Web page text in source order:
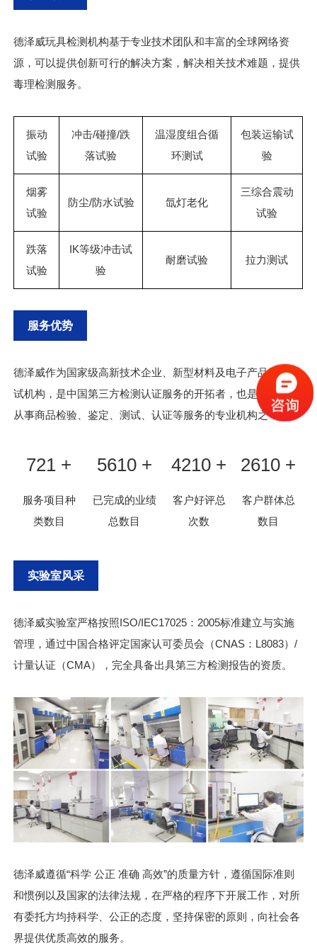
德泽威玩具检测机构基于专业技术团队和丰富的全球网络资
源，可以提供创新可行的解决方案，解决相关技术难题，提供
毒理检测服务。
振动
试验
冲击/碰撞/跌
落试验
温湿度组合循
环测试
包装运输试
验
烟雾
试验
防尘/防水试验 氙灯老化
三综合震动
试验
跌落
试验
IK等级冲击试
验
耐磨试验 拉力测试
服务优势
德泽威作为国家级高新技术企业、新型材料及电子产品综合测
试机构，是中国第三方检测认证服务的开拓者，也是国内最早
从事商品检验、鉴定、测试、认证等服务的专业机构之一。
721 + 5610 + 4210 + 2610 +
服务项目种
类数目
已完成的业绩
总数目
客户好评总
次数
客户群体总
数目
实验室风采
德泽威实验室严格按照ISO/IEC17025：2005标准建立与实施
管理，通过中国合格评定国家认可委员会（CNAS：L8083）/
计量认证（CMA），完全具备出具第三方检测报告的资质。
德泽威遵循“科学 公正 准确 高效”的质量方针，遵循国际准则
和惯例以及国家的法律法规，在严格的程序下开展工作，对所
有委托方均持科学、公正的态度，坚持保密的原则，向社会各
界提供优质高效的服务。